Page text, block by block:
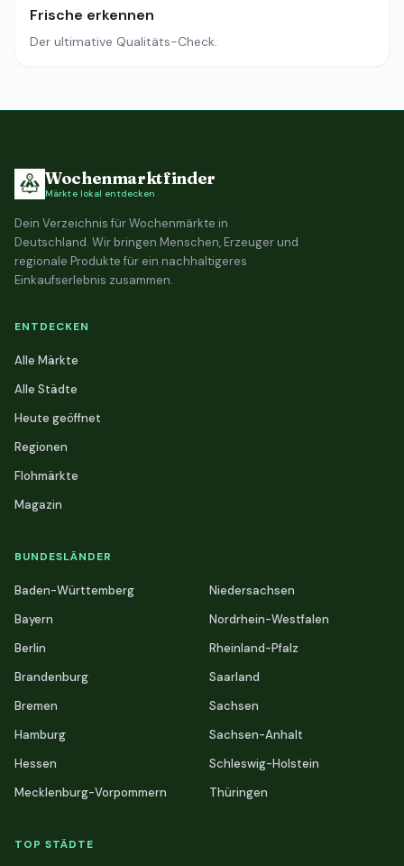
Frische erkennen
Der ultimative Qualitäts-Check.
Wochenmarktfinder
Märkte lokal entdecken
Dein Verzeichnis für Wochenmärkte in
Deutschland. Wir bringen Menschen, Erzeuger und
regionale Produkte für ein nachhaltigeres
Einkaufserlebnis zusammen.
ENTDECKEN
Alle Märkte
Alle Städte
Heute geöffnet
Regionen
Flohmärkte
Magazin
BUNDESLÄNDER
Baden-Württemberg
Bayern
Berlin
Brandenburg
Bremen
Hamburg
Hessen
Mecklenburg-Vorpommern
Niedersachsen
Nordrhein-Westfalen
Rheinland-Pfalz
Saarland
Sachsen
Sachsen-Anhalt
Schleswig-Holstein
Thüringen
TOP STÄDTE